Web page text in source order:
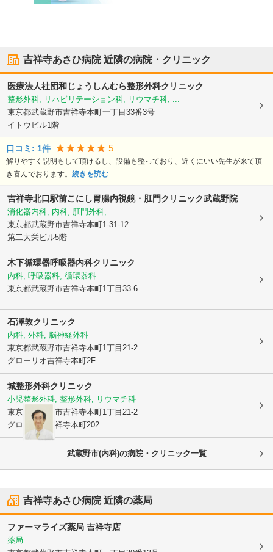
吉祥寺あさひ病院近隣の病院・クリニック
医療法人社団和じょうしんむら整形外科クリニック
整形外科, リハビリテーション科, リウマチ科, ...
東京都武蔵野市吉祥寺本町一丁目33番3号
イトウビル1階
口コミ: 1件 5
解りやすく説明もして頂けるし、設備も整っており、近くにいい先生が来て頂
き喜んでおります。 続きを読む
吉祥寺北口駅前こにし胃腸内視鏡・肛門クリニック武蔵野院
消化器内科, 内科, 肛門外科, ...
東京都武蔵野市吉祥寺本町1-31-12
第二大栄ビル5階
木下循環器呼吸器内科クリニック
内科, 呼吸器科, 循環器科
東京都武蔵野市吉祥寺本町1丁目33-6
石澤敦クリニック
内科, 外科, 脳神経外科
東京都武蔵野市吉祥寺本町1丁目21-2
グローリオ吉祥寺本町2F
城整形外科クリニック
小児整形外科, 整形外科, リウマチ科
東京都武蔵野市吉祥寺本町1丁目21-2
グローリオ吉祥寺本町202
武蔵野市(内科)の病院・クリニック一覧
吉祥寺あさひ病院近隣の薬局
ファーマライズ薬局 吉祥寺店
薬局